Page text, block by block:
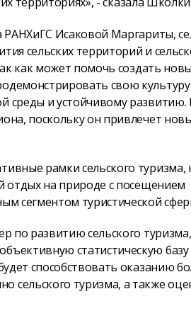
Исаковой Маргариты,
сельских территорий и
как может помочь создать
свою
среды и устойчивому развитию.
поскольку он привлечет
рамки сельского туризма,
отдых на природе с посещением
сегментом туристической
по развитию сельского
статистическую
способствовать оказанию
сельского туризма, а также